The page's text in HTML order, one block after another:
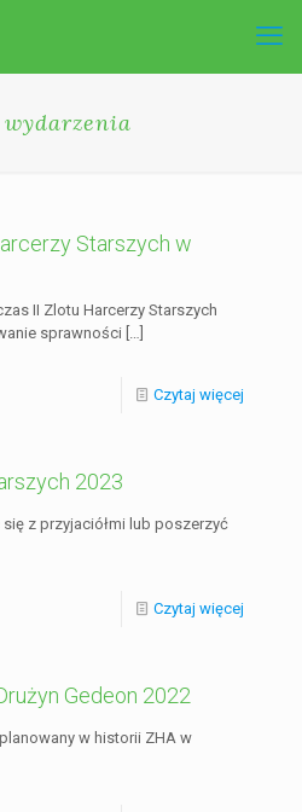
wydarzenia
Starszych w
II Zlotu Harcerzy Starszych
sprawności […]
Czytaj więcej
2023
z przyjaciółmi lub poszerzyć
Czytaj więcej
Gedeon 2022
w historii ZHA w